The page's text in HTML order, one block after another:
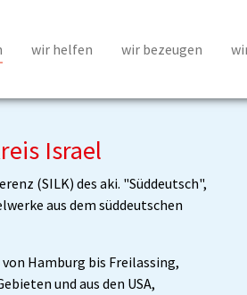
wir helfen wir bezeugen
Israel
(SILK) des aki. "Süddeutsch",
aus dem süddeutschen
Hamburg bis Freilassing,
und aus den USA,